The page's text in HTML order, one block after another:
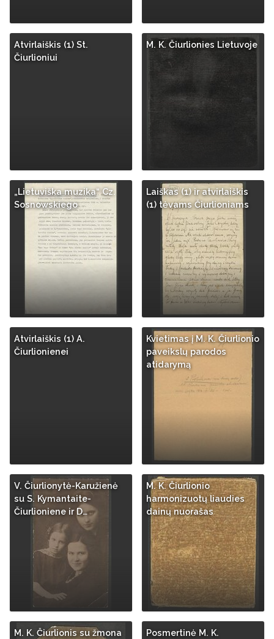
Atvirlaiškis (1) St.
Čiurlioniui
M. K. Čiurlionies Lietuvoje
„Lietuviška muzika“ Cz.
Sosnowskiego
Laiškas (1) ir atvirlaiškis
(1) tėvams Čiurlioniams
Atvirlaiškis (1) A.
Čiurlionienei
Kvietimas į M. K. Čiurlionio
paveikslų parodos
atidarymą
V. Čiurlionytė-Karužienė
su S. Kymantaite-
Čiurlioniene ir D…
M. K. Čiurlionio
harmonizuotų liaudies
dainų nuorašas
M. K. Čiurlionis su žmona
Posmertinė M. K.